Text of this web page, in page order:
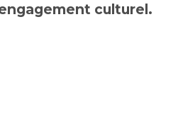
culturel.